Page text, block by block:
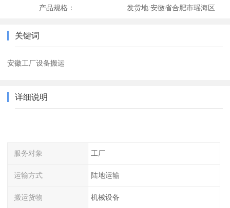
产品规格： 发货地:安徽省合肥市瑶海区
关键词
安徽工厂设备搬运
详细说明
服务对象 工厂
运输方式 陆地运输
搬运货物 机械设备